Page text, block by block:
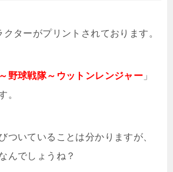
ターがプリントされております。
～野球戦隊～ウットンレンジャー 」
。
ついていることは分かりますが、
んでしょうね？